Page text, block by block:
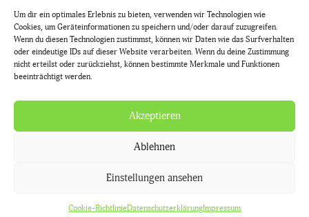
Um dir ein optimales Erlebnis zu bieten, verwenden wir Technologien wie
Cookies, um Geräteinformationen zu speichern und/oder darauf zuzugreifen.
Wenn du diesen Technologien zustimmst, können wir Daten wie das Surfverhalten
oder eindeutige IDs auf dieser Website verarbeiten. Wenn du deine Zustimmung
nicht erteilst oder zurückziehst, können bestimmte Merkmale und Funktionen
beeinträchtigt werden.
Akzeptieren
Ablehnen
Einstellungen ansehen
Cookie-RichtlinieDatenschutzerklärungImpressum
SICHERHEIT
AGBs
Datenschutzerklärung
Widerruf
Impressum
Natürlich. Mit Kräutern.
Cookie-Richtlinie Vertrag widerrufen